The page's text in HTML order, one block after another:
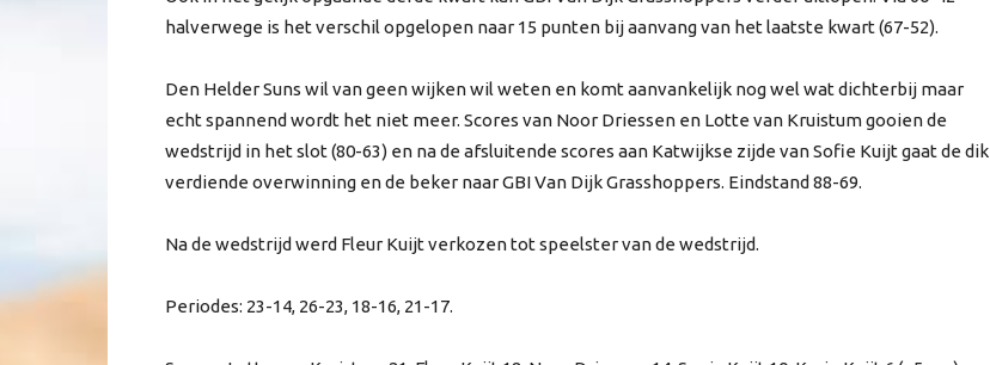
halverwege is het verschil opgelopen naar 15 punten bij aanvang van het laatste kwart (67-52).
Den Helder Suns wil van geen wijken wil weten en komt aanvankelijk nog wel wat dichterbij maar
echt spannend wordt het niet meer. Scores van Noor Driessen en Lotte van Kruistum gooien de
wedstrijd in het slot (80-63) en na de afsluitende scores aan Katwijkse zijde van Sofie Kuijt gaat de dik
verdiende overwinning en de beker naar GBI Van Dijk Grasshoppers. Eindstand 88-69.
Na de wedstrijd werd Fleur Kuijt verkozen tot speelster van de wedstrijd.
Periodes: 23-14, 26-23, 18-16, 21-17.